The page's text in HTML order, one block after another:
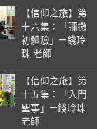
【信仰之旅】第
十六集：「彌撒
初體驗」—錢玲
珠 老師
【信仰之旅】第
十五集：「入門
聖事」—錢玲珠
老師